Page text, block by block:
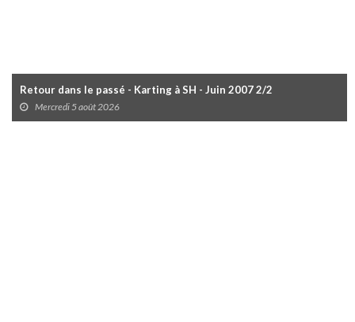
Retour dans le passé - Karting à SH - Juin 2007 2/2
Mercredi 5 août 2026